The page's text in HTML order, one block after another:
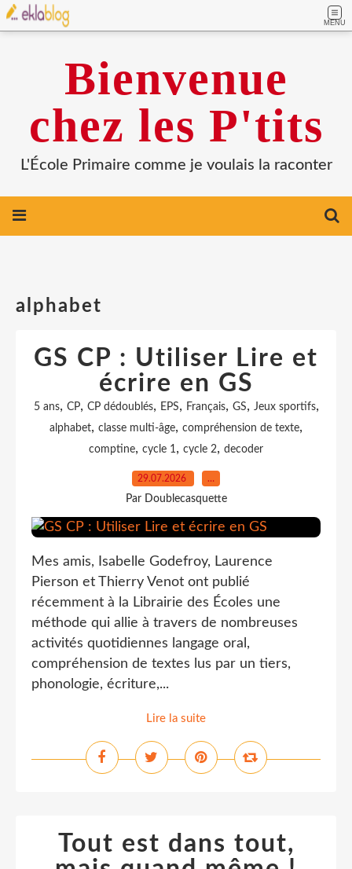
MENU
Bienvenue
chez les P'tits
L'École Primaire comme je voulais la raconter
alphabet
GS CP : Utiliser Lire et
écrire en GS
5 ans, CP, CP dédoublés, EPS, Français, GS, Jeux sportifs,
alphabet, classe multi-âge, compréhension de texte,
comptine, cycle 1, cycle 2, decoder
29.07.2026 …
Par Doublecasquette
Mes amis, Isabelle Godefroy, Laurence
Pierson et Thierry Venot ont publié
récemment à la Librairie des Écoles une
méthode qui allie à travers de nombreuses
activités quotidiennes langage oral,
compréhension de textes lus par un tiers,
phonologie, écriture,...
Lire la suite
Tout est dans tout,